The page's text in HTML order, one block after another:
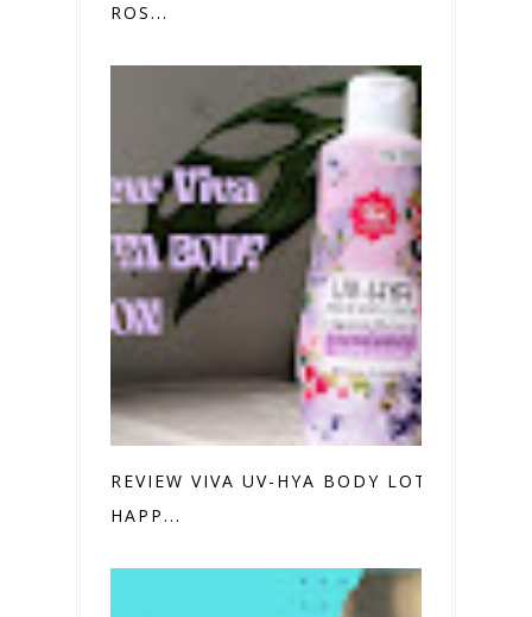
ROS...
REVIEW VIVA UV-HYA BODY LOTION
HAPP...